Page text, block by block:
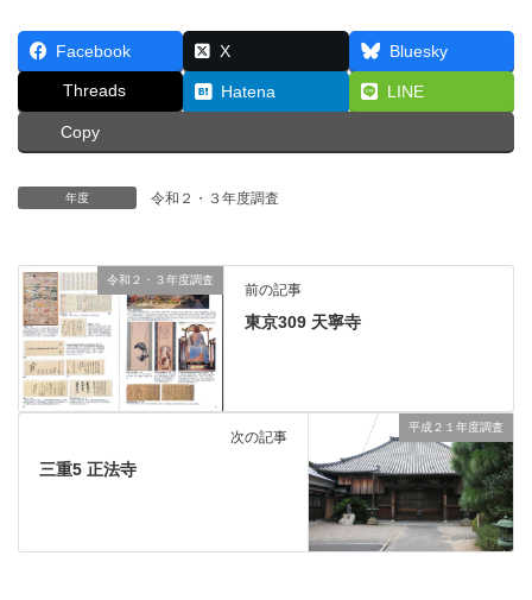
Facebook X Bluesky
Threads Hatena LINE
Copy
年度 令和２・３年度調査
令和２・３年度調査
前の記事
東京309 天寧寺
平成２１年度調査
次の記事
三重5 正法寺